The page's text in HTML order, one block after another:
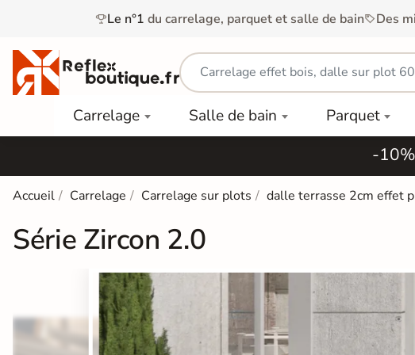
Le n°1 du carrelage, parquet et salle de bain Des
Carrelage
Carrelage
Extérieur
Dalle
Sur Plot
Colle &
Salle de bain
Douche
et Balnéos
Carrelage
Salle de
Parquet
Contrecollé
PAR
COULEUR
clair
TYPE
PVC
Lames
-
Accueil Carrelage Carrelage sur plots dalle terrasse 2cm effet
Série Zircon 2.0